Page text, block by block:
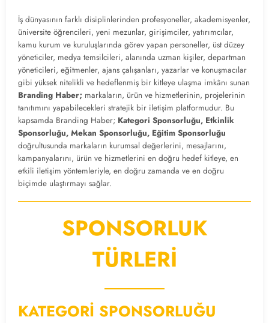
İş dünyasının farklı disiplinlerinden profesyoneller, akademisyenler,
üniversite öğrencileri, yeni mezunlar, girişimciler, yatırımcılar,
kamu kurum ve kuruluşlarında görev yapan personeller, üst düzey
yöneticiler, medya temsilcileri, alanında uzman kişiler, departman
yöneticileri, eğitmenler, ajans çalışanları, yazarlar ve konuşmacılar
gibi yüksek nitelikli ve hedeflenmiş bir kitleye ulaşma imkânı sunan
Branding Haber; markaların, ürün ve hizmetlerinin, projelerinin
tanıtımını yapabilecekleri stratejik bir iletişim platformudur. Bu
kapsamda Branding Haber; Kategori Sponsorluğu, Etkinlik
Sponsorluğu, Mekan Sponsorluğu, Eğitim Sponsorluğu
doğrultusunda markaların kurumsal değerlerini, mesajlarını,
kampanyalarını, ürün ve hizmetlerini en doğru hedef kitleye, en
etkili iletişim yöntemleriyle, en doğru zamanda ve en doğru
biçimde ulaştırmayı sağlar.
SPONSORLUK
TÜRLERİ
KATEGORİ SPONSORLUĞU